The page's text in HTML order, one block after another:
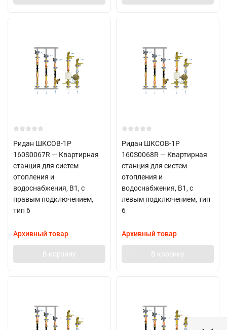
Ридан ШКСОВ-1Р
160S0067R — Квартирная
станция для систем
отопления и
водоснабжения, В1, с
правым подключением,
тип 6
Архивный товар
В корзину
Ридан ШКСОВ-1Р
160S0068R — Квартирная
станция для систем
отопления и
водоснабжения, В1, с
левым подключением, тип
6
Архивный товар
В корзину